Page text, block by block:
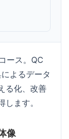
ース。QC
よるデータ
る化、改善
ます。
像